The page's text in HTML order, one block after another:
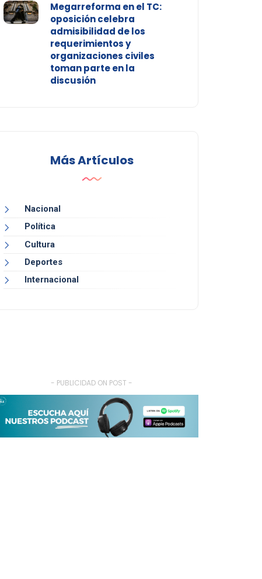
Megarreforma en el TC:
oposición celebra
admisibilidad de los
requerimientos y
organizaciones civiles
toman parte en la
discusión
Más Artículos
Nacional
Política
Cultura
Deportes
Internacional
- PUBLICIDAD ON POST -